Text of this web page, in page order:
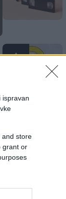
ispravan
and store
grant or
4
5